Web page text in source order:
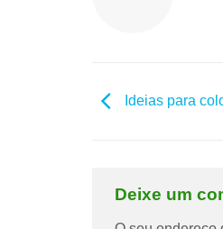
Ideias para
Deixe um